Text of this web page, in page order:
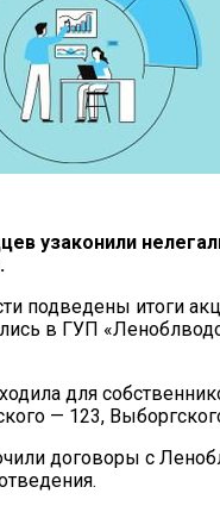
узаконили
подведены итоги
в ГУП
для
— 123,
договоры с